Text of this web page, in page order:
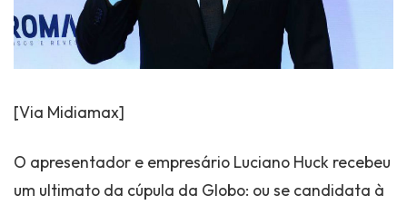
[Via Midiamax]
O apresentador e empresário Luciano Huck recebeu
um ultimato da cúpula da Globo: ou se candidata à